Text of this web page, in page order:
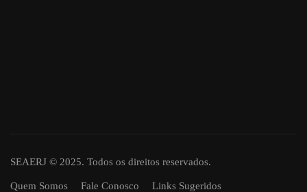
SEAERJ © 2025. Todos os direitos reservados.
Quem Somos Fale Conosco Links Sugeridos